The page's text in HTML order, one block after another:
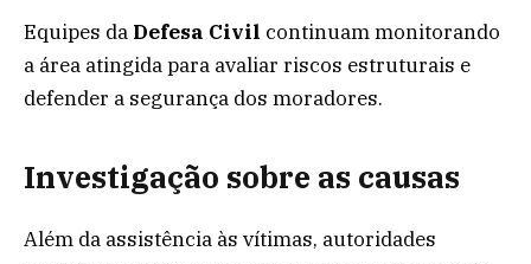
Equipes da Defesa Civil continuam monitorando
a área atingida para avaliar riscos estruturais e
defender a segurança dos moradores.
Investigação sobre as causas
Além da assistência às vítimas, autoridades